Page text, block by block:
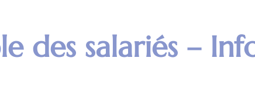
des salariés –